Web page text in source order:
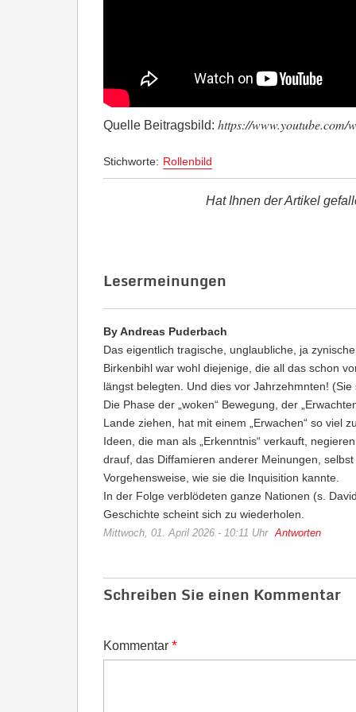
Quelle Beitragsbild: https://
Stichworte: Rollenbild
Hat Ihnen der Artikel
Lesermeinungen
By Andreas Puderbach
Das eigentlich tragische, unglaubliche, ja
Birkenbihl war wohl diejenige, die all das schon
längst belegten. Und dies vor Jahrzehmnten!
Die Phase der „woken“ Bewegung, der
Lande ziehen, hat mit einem „Erwachen“ so viel
Ideen, die man als „Erkenntnis“ verkauft,
drauf, das Diffamieren anderer Meinungen,
Vorgehensweise, wie sie die Inquisition kannte.
In der Folge verblödeten ganze Nationen (s.
Geschichte scheint sich zu wiederholen.
Mittwoch, 01. April 2026 - 10:11 Uhr Antworten
Schreiben Sie einen Kommentar
Kommentar *